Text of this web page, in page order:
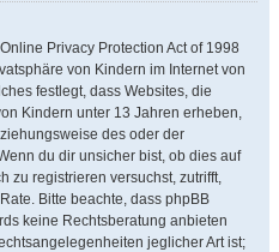
Privacy Protection Act of 1998
von Kindern im Internet von
festlegt, dass Websites, die
Kindern unter 13 Jahren erheben,
des oder der
du dir unsicher bist, ob dies auf
zu registrieren versuchst, zutrifft,
Bitte beachte, dass phpBB
keine Rechtsberatung anbieten
jeglicher Art ist;